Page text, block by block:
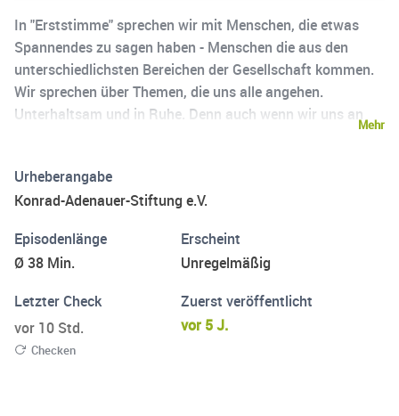
In "Erststimme" sprechen wir mit Menschen, die etwas
Spannendes zu sagen haben - Menschen die aus den
unterschiedlichsten Bereichen der Gesellschaft kommen.
Wir sprechen über Themen, die uns alle angehen.
Unterhaltsam und in Ruhe. Denn auch wenn wir uns an
Zusammenhänge aufzulösen, benötigt neben
Sachverstand auch Zeit. Die wollen wir uns nehmen.
Monat.
Mehr
Urheberangabe
Konrad-Adenauer-Stiftung e.V.
Episodenlänge
Ø 38 Min.
Erscheint
Unregelmäßig
Letzter Check
vor 10 Std.
Checken
Zuerst veröffentlicht
vor 5 J.